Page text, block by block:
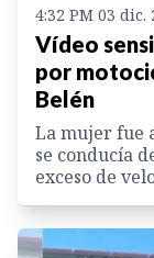
4:32 PM 03 dic.
Vídeo
por
Belén
La mujer fue
se conducía
exceso de